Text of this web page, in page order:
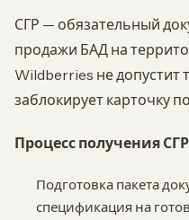
СГР — обязательный
продажи БАД на
Wildberries не допустит
заблокирует карточку
Процесс получения
Подготовка пакета
спецификация на